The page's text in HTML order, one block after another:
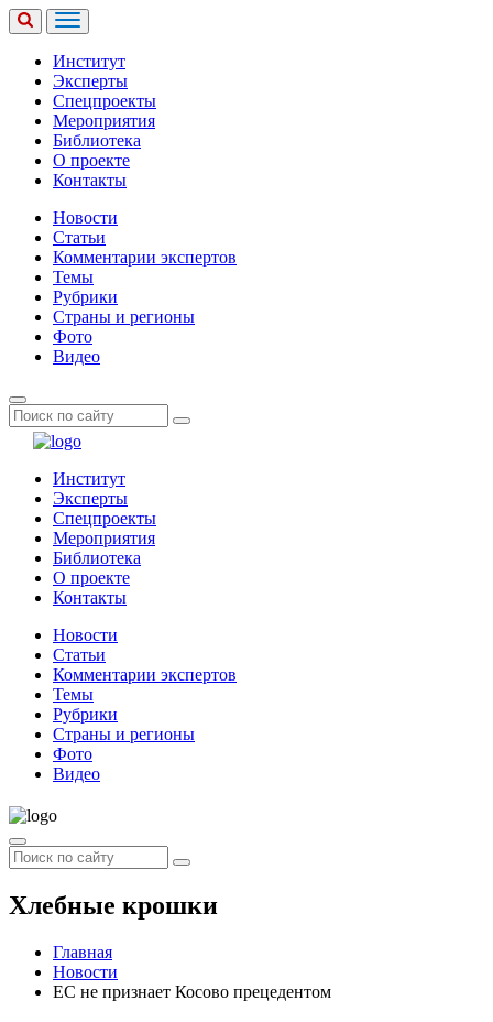
Институт
Эксперты
Спецпроекты
Мероприятия
Библиотека
О проекте
Контакты
Новости
Статьи
Комментарии экспертов
Темы
Рубрики
Страны и регионы
Фото
Видео
Институт
Эксперты
Спецпроекты
Мероприятия
Библиотека
О проекте
Контакты
Новости
Статьи
Комментарии экспертов
Темы
Рубрики
Страны и регионы
Фото
Видео
Хлебные крошки
Главная
Новости
ЕС не признает Косово прецедентом